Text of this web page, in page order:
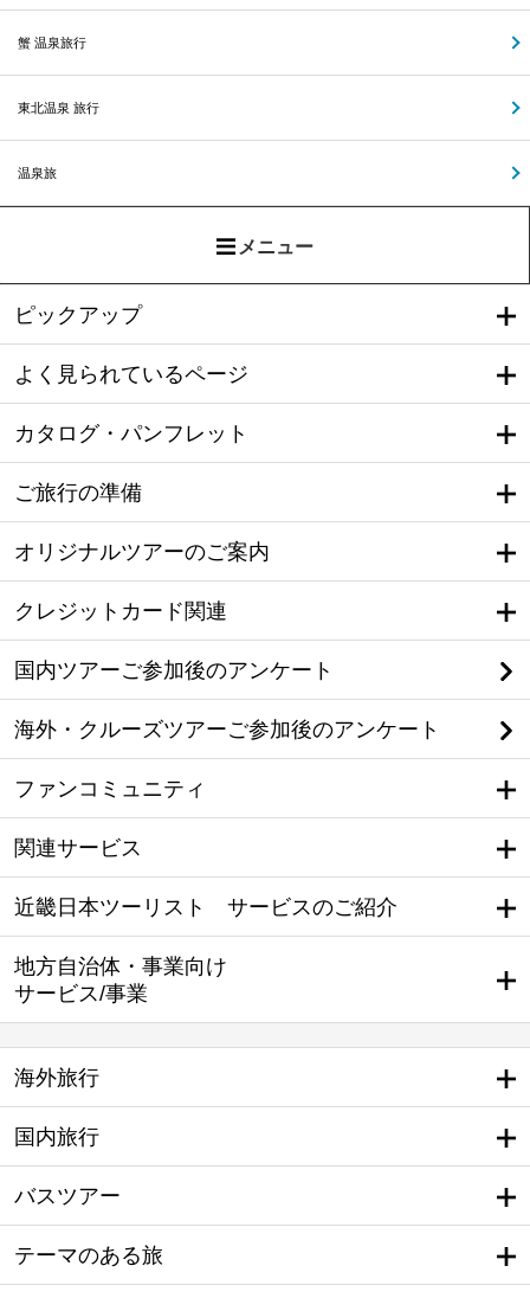
蟹 温泉旅行
東北温泉 旅行
温泉旅
メニュー
ピックアップ
よく見られているページ
カタログ・パンフレット
ご旅行の準備
オリジナルツアーのご案内
クレジットカード関連
国内ツアーご参加後のアンケート
海外・クルーズツアーご参加後のアンケート
ファンコミュニティ
関連サービス
近畿日本ツーリスト サービスのご紹介
地方自治体・事業向け
サービス/事業
海外旅行
国内旅行
バスツアー
テーマのある旅